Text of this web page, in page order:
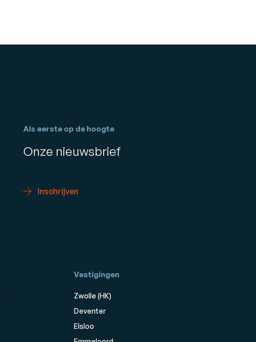
Als eerste op de hoogte
Onze nieuwsbrief
Inschrijven
Vestigingen
Zwolle (HK)
Deventer
Elsloo